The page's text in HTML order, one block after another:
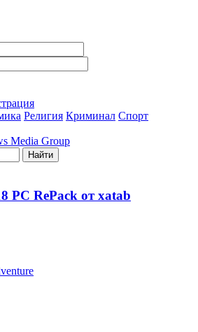
Религия Криминал Спорт
Media Group
Найти
PC RePack от xatab